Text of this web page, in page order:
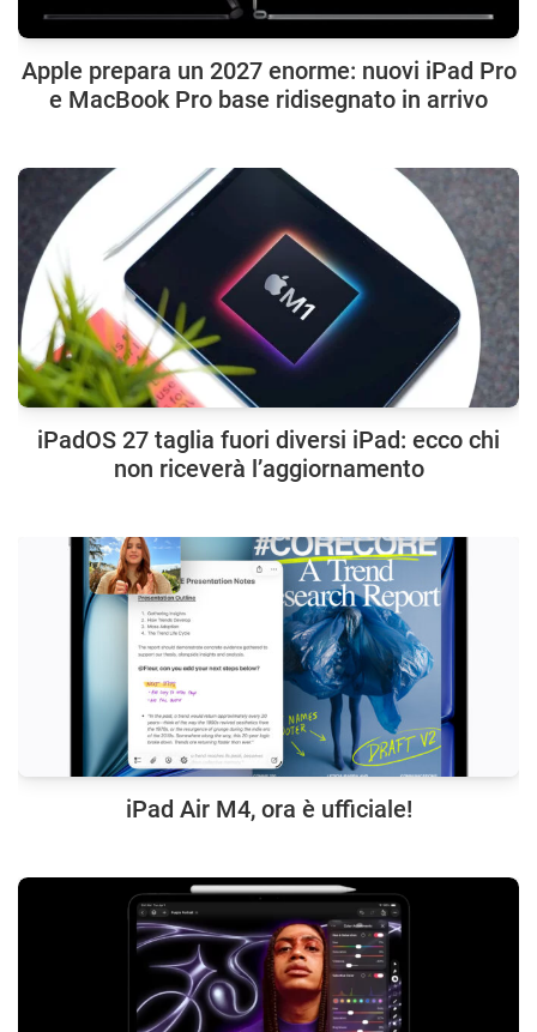
Apple prepara un 2027 enorme: nuovi iPad Pro
e MacBook Pro base ridisegnato in arrivo
iPadOS 27 taglia fuori diversi iPad: ecco chi
non riceverà l’aggiornamento
iPad Air M4, ora è ufficiale!